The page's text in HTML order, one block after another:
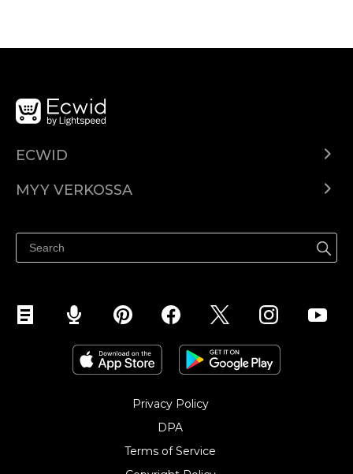
ECWID
Hinnoittelu
MYY VERKOSSA
Myy Facebookissa
Myy Instagramissa
Privacy Policy
DPA
Terms of Service